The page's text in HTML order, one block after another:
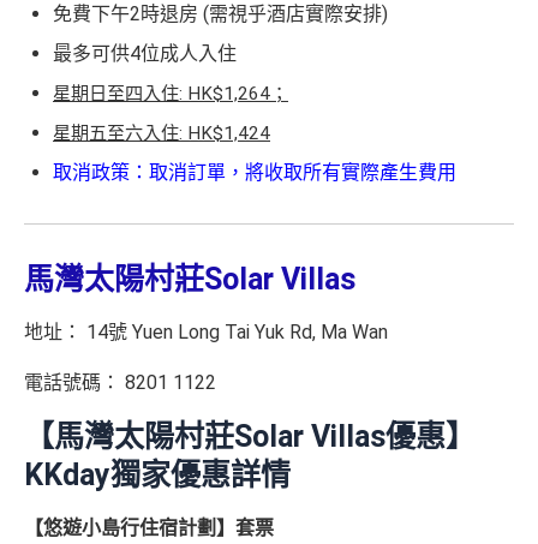
免費下午2時退房 (需視乎酒店實際安排)
最多可供4位成人入住
星期日至四入住: HK$1,264；
星期五至六入住: HK$1,424
取消政策：取消訂單，將收取所有實際產生費用
馬灣太陽村莊Solar Villas
地址： 14號 Yuen Long Tai Yuk Rd, Ma Wan
電話號碼： 8201 1122
【馬灣太陽村莊Solar Villas優惠】
KKday獨家優惠詳情
【悠遊小島行住宿計劃】套票